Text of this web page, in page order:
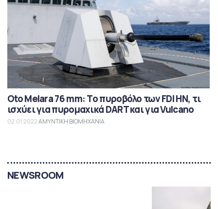
Oto Melara 76 mm: Το πυροβόλο των FDI HN, τι
ισχύει για πυρομαχικά DART και για Vulcano
02.01.2022ΑΜΥΝΤΙΚΗ ΒΙΟΜΗΧΑΝΙΑ
NEWSROOM